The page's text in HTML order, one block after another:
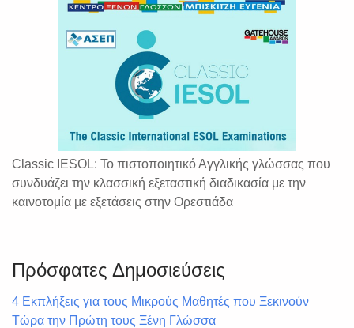
Classic IESOL: Το πιστοποιητικό Αγγλικής γλώσσας που
συνδυάζει την κλασσική εξεταστική διαδικασία με την
καινοτομία με εξετάσεις στην Ορεστιάδα
Πρόσφατες Δημοσιεύσεις
4 Εκπλήξεις για τους Μικρούς Μαθητές που Ξεκινούν
Τώρα την Πρώτη τους Ξένη Γλώσσα